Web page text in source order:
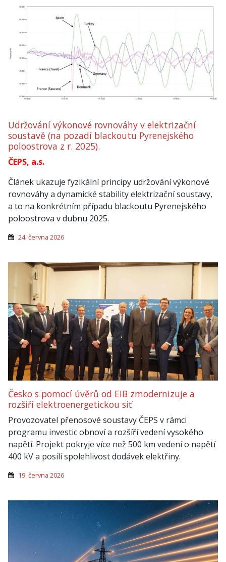
Udržování výkonové rovnováhy v elektrizační
soustavě (na pozadí blackoutu Pyrenejského
poloostrova z r. 2025).
ČEPS, a.s.
Článek ukazuje fyzikální principy udržování výkonové
rovnováhy a dynamické stability elektrizační soustavy,
a to na konkrétním případu blackoutu Pyrenejského
poloostrova v dubnu 2025.
24. června 2026
Česko s pomocí úvěrů od EIB zmodernizuje a
rozšíří elektroenergetickou síť
Provozovatel přenosové soustavy ČEPS v rámci
programu investic obnoví a rozšíří vedení vysokého
napětí. Projekt pokryje více než 500 km vedení o napětí
400 kV a posílí spolehlivost dodávek elektřiny.
19. června 2026